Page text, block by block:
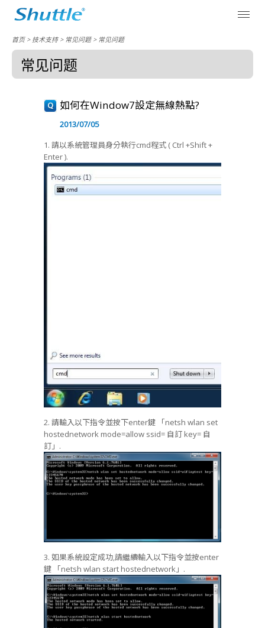
首页> 技术支持 > 常见问题> 常见问题
常见问题
如何在Window7設定無線熱點?
2013/07/05
1. 請以系統管理員身分執行cmd程式 ( Ctrl +Shift +
Enter ).
2. 請輸入以下指令並按下enter鍵 「netsh wlan set
hostednetwork mode=allow ssid= 自訂 key= 自
訂」.
3. 如果系統設定成功,請繼續輸入以下指令並按enter
鍵 「netsh wlan start hostednetwork」.